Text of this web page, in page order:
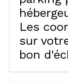
Les
sur
bon